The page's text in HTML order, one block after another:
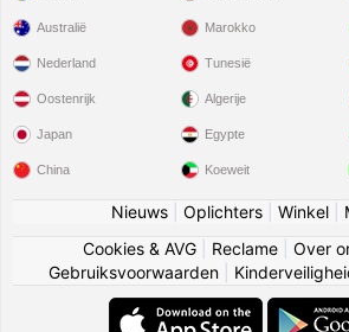
Australië
Nederland
Oostenrijk
Japan
China
Marokko
Tunesië
Algerije
Egypte
Koeweit
Nieuws| Oplichters| Winkel|
Cookies & AVG
Reclame Over
Gebruiksvoorwaarden